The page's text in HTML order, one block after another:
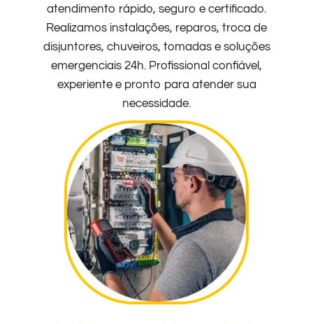
atendimento rápido, seguro e certificado.
Realizamos instalações, reparos, troca de
disjuntores, chuveiros, tomadas e soluções
emergenciais 24h. Profissional confiável,
experiente e pronto para atender sua
necessidade.